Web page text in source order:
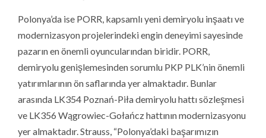
Polonya’da ise PORR, kapsamlı yeni demiryolu inşaatı ve
modernizasyon projelerindeki engin deneyimi sayesinde
pazarın en önemli oyuncularından biridir. PORR,
demiryolu genişlemesinden sorumlu PKP PLK’nin önemli
yatırımlarının ön saflarında yer almaktadır. Bunlar
arasında LK354 Poznań-Piła demiryolu hattı sözleşmesi
ve LK356 Wągrowiec-Gołańcz hattının modernizasyonu
yer almaktadır. Strauss, “Polonya’daki başarımızın